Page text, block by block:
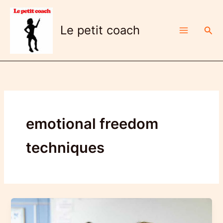
Aller
contenu
Le petit coach
emotional freedom
techniques